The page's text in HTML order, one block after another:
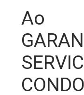
Ao